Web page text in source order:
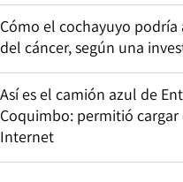
Cómo el cochayuyo
del cáncer, según una
Así es el camión azul de
Coquimbo: permitió cargar
Internet